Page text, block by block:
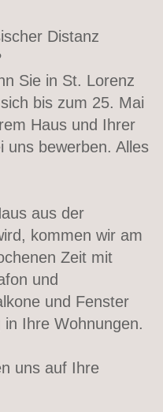
Distanz
Sie in St. Lorenz
bis zum 25. Mai
Haus und Ihrer
uns bewerben. Alles
aus der
kommen wir am
Zeit mit
und
und Fenster
Ihre Wohnungen.
uns auf Ihre